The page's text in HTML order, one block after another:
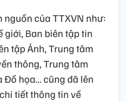
nguồn của TTXVN như:
giới, Ban biên tập tin
tập Ảnh, Trung tâm
thông, Trung tâm
họa... cũng đã lên
tiết thông tin về